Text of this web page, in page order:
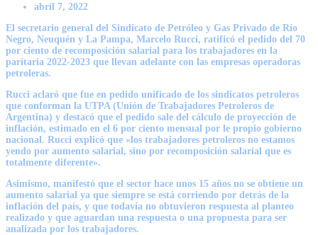
abril 7, 2022
El secretario general del Sindicato de Petróleo y Gas Privado de Río
Negro, Neuquén y La Pampa, Marcelo Rucci, ratificó el pedido del 70
por ciento de recomposición salarial para los trabajadores en la
paritaria 2022-2023 que llevan adelante con las empresas operadoras
petroleras.
Rucci aclaró que fue en pedido unificado de los sindicatos petroleros
que conforman la UTPA (Unión de Trabajadores Petroleros de
Argentina) y destacó que el pedido sale del cálculo de proyección de
inflación, estimado en el 6 por ciento mensual por le propio gobierno
nacional. Rucci explicó que «los trabajadores petroleros no estamos
yendo por aumento salarial, sino por recomposición salarial que es
totalmente diferente».
Asimismo, manifestó que el sector hace unos 15 años no se obtiene un
aumento salarial ya que siempre se está corriendo por detrás de la
inflación del país, y que todavía no obtuvieron respuesta al planteo
realizado y que aguardan una respuesta o una propuesta para ser
analizada por los trabajadores.